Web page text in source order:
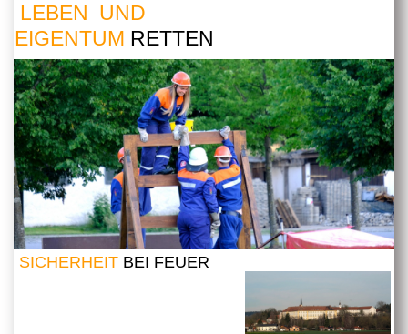
LEBEN UND
EIGENTUM RETTEN
SICHERHEIT BEI FEUER